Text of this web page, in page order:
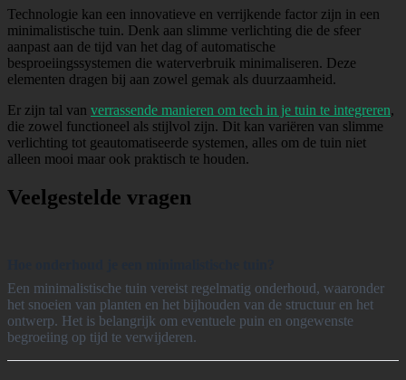
Technologie kan een innovatieve en verrijkende factor zijn in een
minimalistische tuin. Denk aan slimme verlichting die de sfeer
aanpast aan de tijd van het dag of automatische
besproeiingssystemen die waterverbruik minimaliseren. Deze
elementen dragen bij aan zowel gemak als duurzaamheid.
Er zijn tal van verrassende manieren om tech in je tuin te integreren,
die zowel functioneel als stijlvol zijn. Dit kan variëren van slimme
verlichting tot geautomatiseerde systemen, alles om de tuin niet
alleen mooi maar ook praktisch te houden.
Veelgestelde vragen
Een minimalistische tuin vereist regelmatig onderhoud, waaronder
het snoeien van planten en het bijhouden van de structuur en het
ontwerp. Het is belangrijk om eventuele puin en ongewenste
begroeiing op tijd te verwijderen.